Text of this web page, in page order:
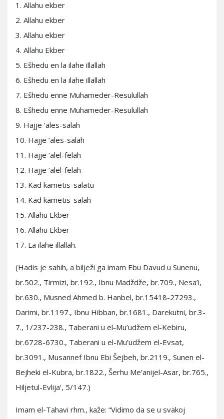
1. Allahu ekber
2. Allahu ekber
3. Allahu ekber
4. Allahu Ekber
5. Ešhedu en la ilahe illallah
6. Ešhedu en la ilahe illallah
7. Ešhedu enne Muhameder-Resulullah
8. Ešhedu enne Muhameder-Resulullah
9. Hajje ‘ales-salah
10. Hajje ‘ales-salah
11. Hajje ‘alel-felah
12. Hajje ‘alel-felah
13. Kad kametis-salatu
14. Kad kametis-salah
15. Allahu Ekber
16. Allahu Ekber
17. La ilahe illallah.
(Hadis je sahih, a bilježi ga imam Ebu Davud u Sunenu,
br.502., Tirmizi, br.192., Ibnu Madždže, br.709., Nesa’i,
br.630., Musned Ahmed b. Hanbel, br.15418-27293.,
Darimi, br.1197., Ibnu Hibban, br.1681., Darekutni, br.3-
7., 1/237-238., Taberani u el-Mu’udžem el-Kebiru,
br.6728-6730., Taberani u el-Mu’udžem el-Evsat,
br.3091., Musannef Ibnu Ebi Šejbeh, br.2119., Sunen el-
Bejheki el-Kubra, br.1822., Šerhu Me’anijel-Asar, br.765.,
Hiljetul-Evlija’, 5/147.)
Imam el-Tahavi rhm., kaže: “Vidimo da se u svakoj